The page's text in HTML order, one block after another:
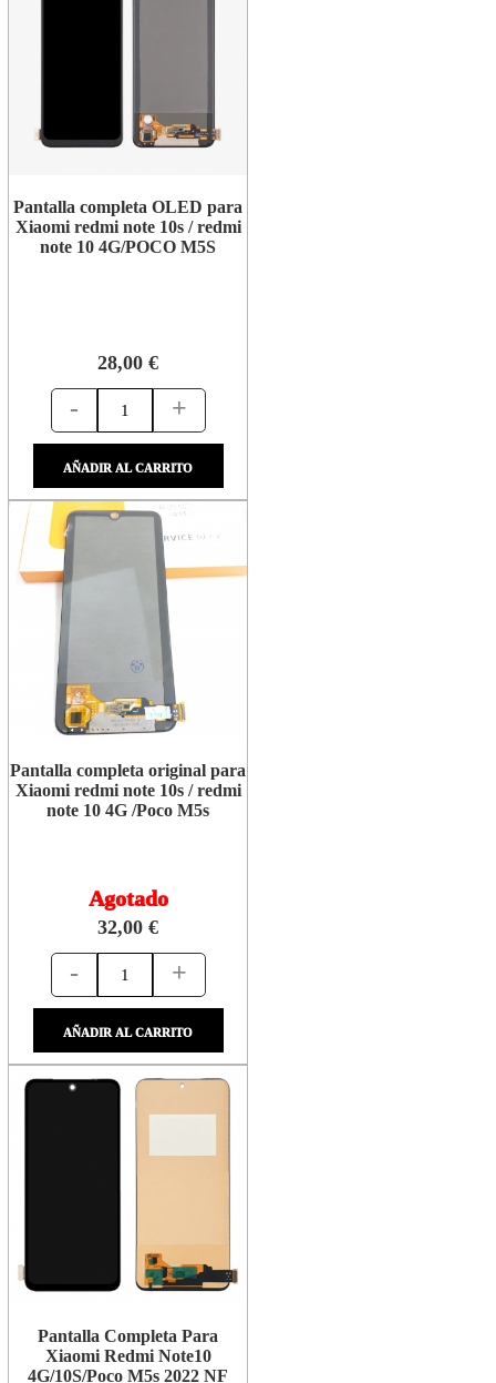
Pantalla completa OLED para
Xiaomi redmi note 10s / redmi
note 10 4G/POCO M5S
28,00 €
- +
AÑADIR AL CARRITO
Pantalla completa original para
Xiaomi redmi note 10s / redmi
note 10 4G /Poco M5s
Agotado
32,00 €
- +
AÑADIR AL CARRITO
Pantalla Completa Para
Xiaomi Redmi Note10
4G/10S/Poco M5s 2022 NF